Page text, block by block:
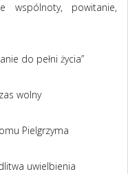
powitanie,
do pełni życia”
wolny
Pielgrzyma
uwielbienia